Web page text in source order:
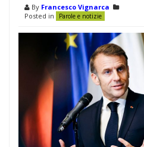
By Francesco Vignarca
Posted in
Parole e notizie